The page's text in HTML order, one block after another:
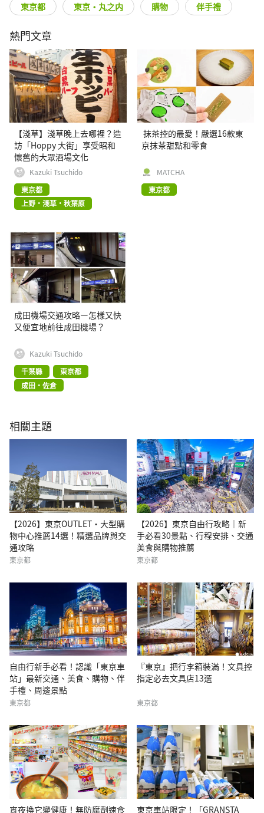
東京都 東京・丸之内 購物 伴手禮
熱門文章
【淺草】淺草晚上去哪裡？造
訪「Hoppy 大街」享受昭和
懷舊的大眾酒場文化
Kazuki Tsuchido
東京都
上野・淺草・秋葉原
抹茶控的最愛！嚴選16款東
京抹茶甜點和零食
MATCHA
東京都
成田機場交通攻略ー怎樣又快
又便宜地前往成田機場？
Kazuki Tsuchido
千葉縣
東京都
成田・佐倉
相關主題
【2026】東京OUTLET・大型購
物中心推薦14選！精選品牌與交
通攻略
東京都
【2026】東京自由行攻略｜新
手必看30景點、行程安排、交通
美食與購物推薦
東京都
自由行新手必看！認識「東京車
站」最新交通、美食、購物、伴
手禮、周邊景點
東京都
『東京』把行李箱裝滿！文具控
指定必去文具店13選
東京都
宵夜換它變健康！無防腐劑速食
東京車站限定！「GRANSTA